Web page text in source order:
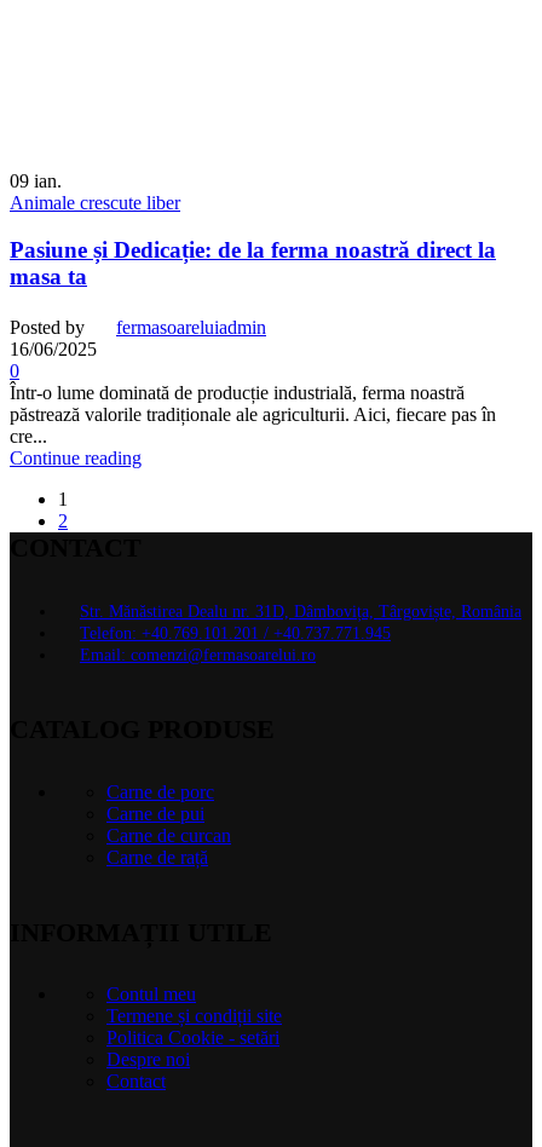
09 ian.
Animale crescute liber
Pasiune și Dedicație: de la ferma noastră direct la
masa ta
Posted by
fermasoareluiadmin
16/06/2025
0
Într-o lume dominată de producție industrială, ferma noastră
păstrează valorile tradiționale ale agriculturii. Aici, fiecare pas în
cre...
Continue reading
1
2
Str. Mănăstirea Dealu nr. 31D, Dâmbovița, Târgoviște, România
Telefon: +40.769.101.201 / +40.737.771.945
Email: comenzi@fermasoarelui.ro
Carne de porc
Carne de pui
Carne de curcan
Carne de rață
Contul meu
Termene și condiții site
Politica Cookie - setări
Despre noi
Contact